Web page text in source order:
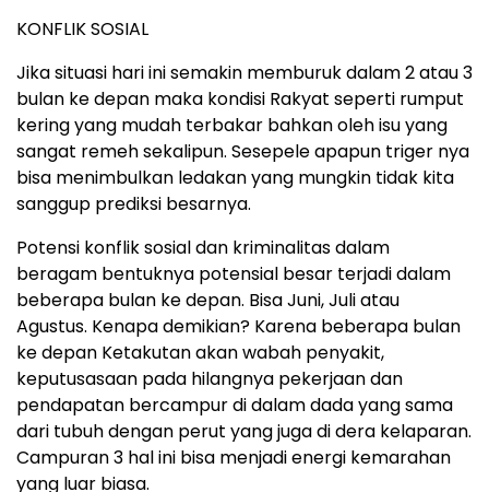
KONFLIK SOSIAL
Jika situasi hari ini semakin memburuk dalam 2 atau 3
bulan ke depan maka kondisi Rakyat seperti rumput
kering yang mudah terbakar bahkan oleh isu yang
sangat remeh sekalipun. Sesepele apapun triger nya
bisa menimbulkan ledakan yang mungkin tidak kita
sanggup prediksi besarnya.
Potensi konflik sosial dan kriminalitas dalam
beragam bentuknya potensial besar terjadi dalam
beberapa bulan ke depan. Bisa Juni, Juli atau
Agustus. Kenapa demikian? Karena beberapa bulan
ke depan Ketakutan akan wabah penyakit,
keputusasaan pada hilangnya pekerjaan dan
pendapatan bercampur di dalam dada yang sama
dari tubuh dengan perut yang juga di dera kelaparan.
Campuran 3 hal ini bisa menjadi energi kemarahan
yang luar biasa.